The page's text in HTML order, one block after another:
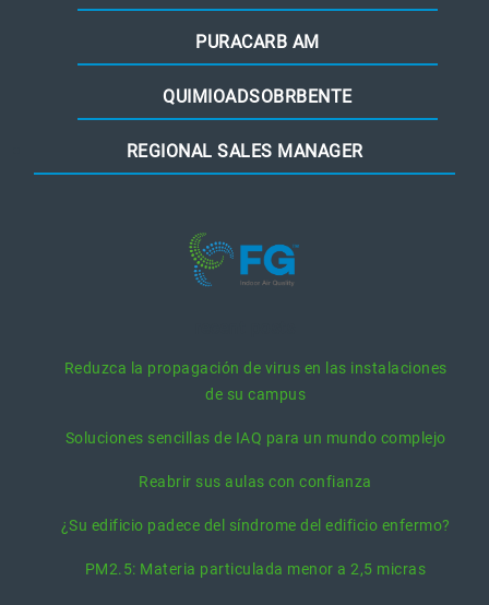
PURACARB AM
QUIMIOADSOBRBENTE
REGIONAL SALES MANAGER
Reduzca la propagación de virus en las instalaciones
de su campus
Soluciones sencillas de IAQ para un mundo complejo
Reabrir sus aulas con confianza
¿Su edificio padece del síndrome del edificio enfermo?
PM2.5: Materia particulada menor a 2,5 micras